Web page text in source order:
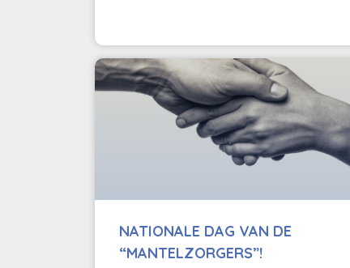
NATIONALE DAG VAN DE
“MANTELZORGERS”!